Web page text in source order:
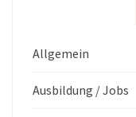
Allgemein
Ausbildung / Jobs